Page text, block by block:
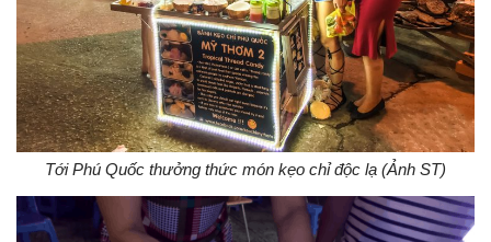
Tới Phú Quốc thưởng thức món kẹo chỉ độc lạ (Ảnh ST)